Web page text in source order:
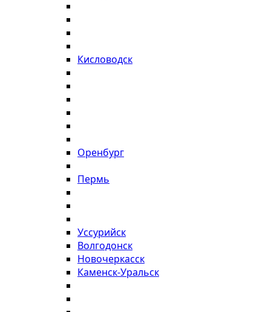
Кисловодск
Оренбург
Пермь
Уссурийск
Волгодонск
Новочеркасск
Каменск-Уральск